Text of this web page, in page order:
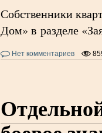
Собственники
Дом» в разделе
Нет комментариев